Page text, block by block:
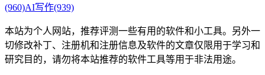
(960)AI写作(939)
本站为个人网站，推荐评测一些有用的软件和小工具。另外一
切修改补丁、注册机和注册信息及软件的文章仅限用于学习和
研究目的，请勿将本站推荐的软件工具等用于非法用途。